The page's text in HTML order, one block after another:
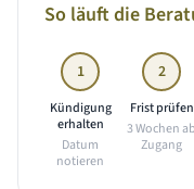
So läuft die
1
Kündigung
erhalten
Datum
notieren
2
Frist prüfen
3 Wochen ab
Zugang